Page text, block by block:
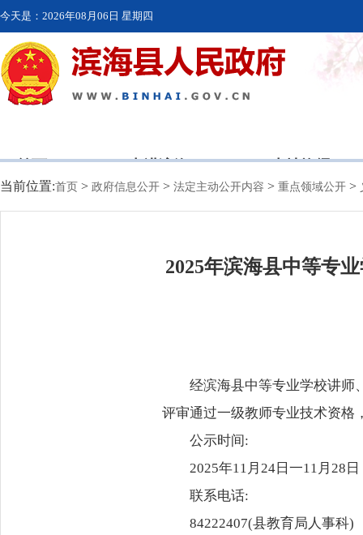
今天是： 2026年08月06日 星期四
首页 走进滨海 本地资讯
当前位置:首页 > 政府信息公开 > 法定主动公开内容 > 重点领域公开 >
2025年滨海县中等专
经滨海县中等专业学校讲师
评审通过一级教师专业技术资格
公示时间:
2025年11月24日一11月28日
联系电话:
84222407(县教育局人事科)